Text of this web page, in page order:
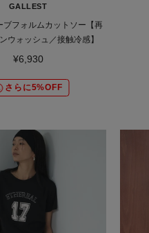
GALLEST
ブフォルムカットソー【再
ウォッシュ／接触冷感】
¥6,930
さらに5%OFF